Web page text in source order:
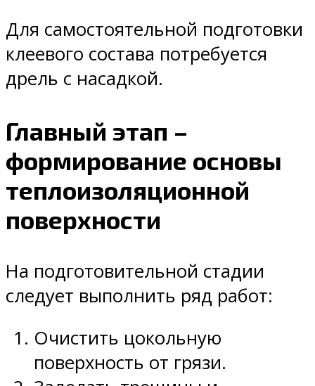
Для самостоятельной подготовки
клеевого состава потребуется
дрель с насадкой.
Главный этап –
формирование основы
теплоизоляционной
поверхности
На подготовительной стадии
следует выполнить ряд работ:
Очистить цокольную
поверхность от грязи.